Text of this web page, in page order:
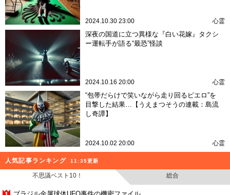
2024.10.30 23:00 心霊
深夜の国道に立つ異様な『白い花嫁』タクシ
ー運転手が語る“最恐”怪談
2024.10.16 20:00 心霊
“包帯だらけで笑いながら走り回るピエロ”を
目撃した結果…【うえまつそうの連載：島流
し奇譚】
2024.10.02 20:00 心霊
人気記事ランキング 11:35更新
不思議ベスト10！ 総合